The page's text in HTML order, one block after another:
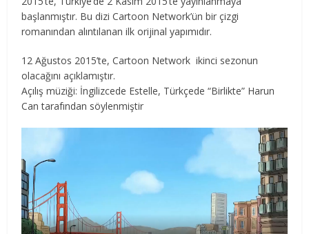
başlanmıştır. Bu dizi Cartoon Network’ün bir çizgi
romanından alıntılanan ilk orijinal yapımıdır.
12 Ağustos 2015’te, Cartoon Network ikinci sezonun
olacağını açıklamıştır.
Açılış müziği: İngilizcede Estelle, Türkçede “Birlikte” Harun
Can tarafından söylenmiştir